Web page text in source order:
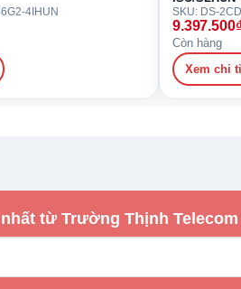
4IHUN SKU: DS-
9.397.500₫
Còn hàng
Xem chi
từ Trường Thịnh